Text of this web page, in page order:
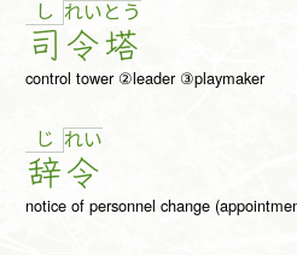
し
司
れい
令
と う
塔
control tower ②leader ③playmaker
じ
辞
れい
令
notice of personnel change